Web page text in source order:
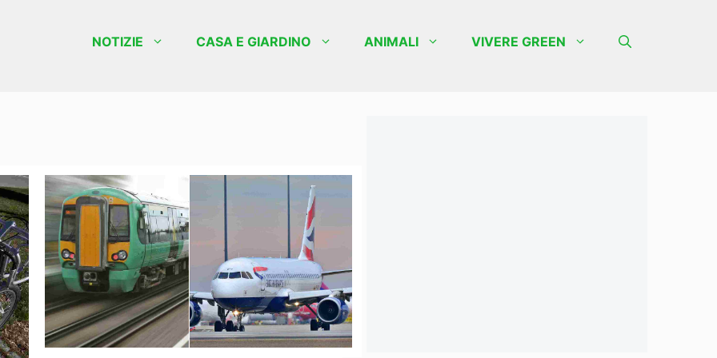
NOTIZIE CASA E GIARDINO ANIMALI VIVERE GREEN